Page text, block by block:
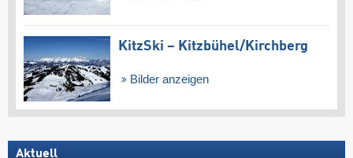
KitzSki – Kitzbühel/​Kirchberg
Bilder anzeigen
Aktuell